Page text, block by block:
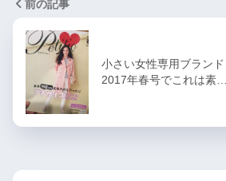
前の記事
小さい女性専用ブランド
2017年春号でこれは素…